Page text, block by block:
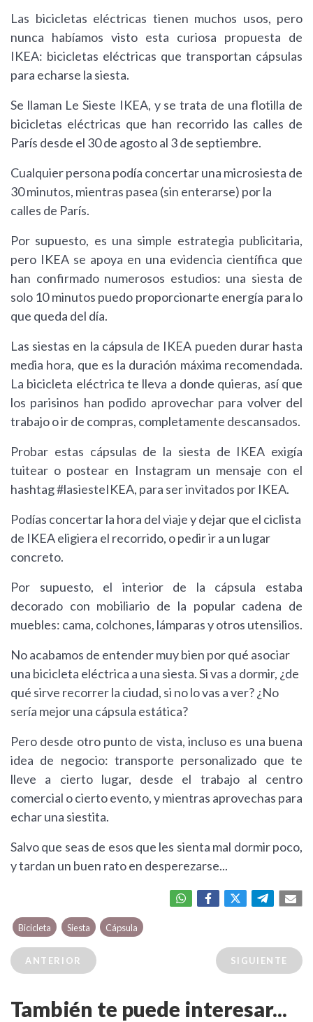
Las bicicletas eléctricas tienen muchos usos, pero
nunca habíamos visto esta curiosa propuesta de
IKEA: bicicletas eléctricas que transportan cápsulas
para echarse la siesta.
Se llaman Le Sieste IKEA, y se trata de una flotilla de
bicicletas eléctricas que han recorrido las calles de
París desde el 30 de agosto al 3 de septiembre.
Cualquier persona podía concertar una microsiesta de
30 minutos, mientras pasea (sin enterarse) por la
calles de París.
Por supuesto, es una simple estrategia publicitaria,
pero IKEA se apoya en una evidencia científica que
han confirmado numerosos estudios: una siesta de
solo 10 minutos puedo proporcionarte energía para lo
que queda del día.
Las siestas en la cápsula de IKEA pueden durar hasta
media hora, que es la duración máxima recomendada.
La bicicleta eléctrica te lleva a donde quieras, así que
los parisinos han podido aprovechar para volver del
trabajo o ir de compras, completamente descansados.
Probar estas cápsulas de la siesta de IKEA exigía
tuitear o postear en Instagram un mensaje con el
hashtag #lasiesteIKEA, para ser invitados por IKEA.
Podías concertar la hora del viaje y dejar que el ciclista
de IKEA eligiera el recorrido, o pedir ir a un lugar
concreto.
Por supuesto, el interior de la cápsula estaba
decorado con mobiliario de la popular cadena de
muebles: cama, colchones, lámparas y otros utensilios.
No acabamos de entender muy bien por qué asociar
una bicicleta eléctrica a una siesta. Si vas a dormir, ¿de
qué sirve recorrer la ciudad, si no lo vas a ver? ¿No
sería mejor una cápsula estática?
Pero desde otro punto de vista, incluso es una buena
idea de negocio: transporte personalizado que te
lleve a cierto lugar, desde el trabajo al centro
comercial o cierto evento, y mientras aprovechas para
echar una siestita.
Salvo que seas de esos que les sienta mal dormir poco,
y tardan un buen rato en desperezarse...
Bicicleta Siesta Cápsula
ANTERIOR SIGUIENTE
También te puede interesar...